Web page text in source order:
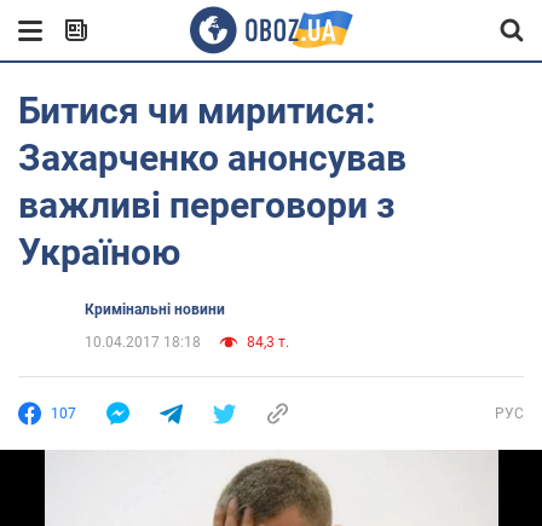
Битися чи миритися:
Захарченко анонсував
важливі переговори з
Україною
Кримінальні новини
10.04.2017 18:18
84,3 т.
107 РУС